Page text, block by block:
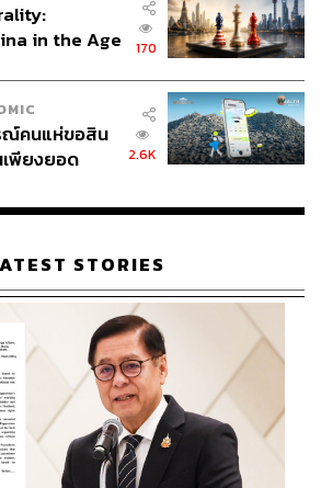
in the Age
170
ณ์คนแห่ขอสิน
เพียงยอด
2.6K
STORIES